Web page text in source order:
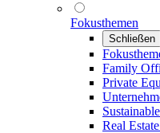
Fokusthemen
Schließen
Family
Private
Real